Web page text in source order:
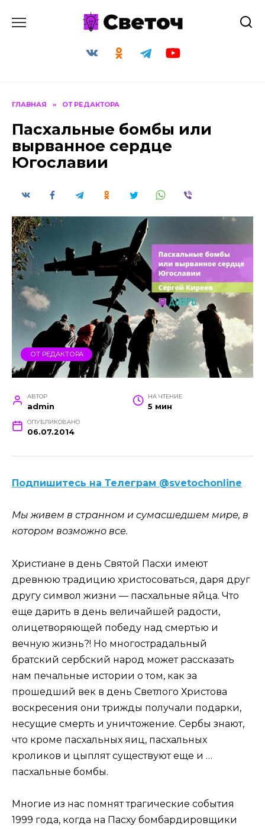
ГЛАВНАЯ » ОТ РЕДАКТОРА
Пасхальные бомбы или
вырванное сердце
Югославии
ОТ РЕДАКТОРА
АВТОР
admin
НА ЧТЕНИЕ
5 мин
ОПУБЛИКОВАНО
06.07.2014
Подпишитесь на Телеграм @svetochonline
Мы живем в странном и сумасшедшем мире, в
котором возможно все.
Христиане в день Святой Пасхи имеют
древнюю традицию христосоваться, даря друг
другу символ жизни — пасхальные яйца. Что
еще дарить в день величайшей радости,
олицетворяющей победу над смертью и
вечную жизнь?! Но многострадальный
братский сербский народ может рассказать
нам печальные истории о том, как за
прошедший век в день Светлого Христова
воскресения они трижды получали подарки,
несущие смерть и уничтожение. Сербы знают,
что кроме пасхальных яиц, пасхальных
кроликов и цыплят существуют еще и …
пасхальные бомбы.
Многие из нас помнят трагические события
1999 года, когда на Пасху бомбардировщики